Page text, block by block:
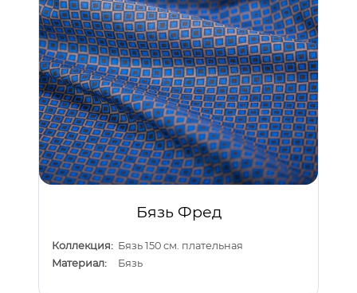
Бязь Фред
Коллекция: Бязь 150 см. плательная
Материал:
Бязь